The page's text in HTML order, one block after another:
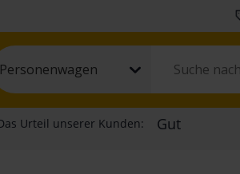
Personenwagen